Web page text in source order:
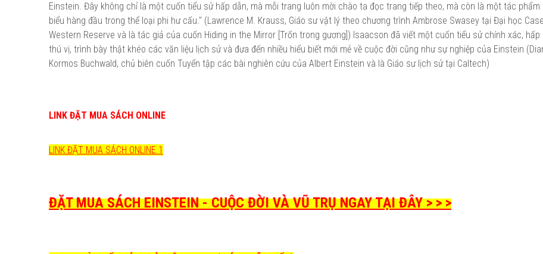
Einstein. Đây không chỉ là một cuốn tiểu sử hấp dẫn, mà mỗi trang luôn mời chào ta đọc trang tiếp theo, mà còn là một tác phẩm
biểu hàng đầu trong thể loại phi hư cấu." (Lawrence M. Krauss, Giáo sư vật lý theo chương trình Ambrose Swasey tại Đại học Case
Western Reserve và là tác giả của cuốn Hiding in the Mirror [Trốn trong gương]) Isaacson đã viết một cuốn tiểu sử chính xác, hấp
thú vị, trình bày thật khéo các văn liệu lịch sử và đưa đến nhiều hiểu biết mới mẻ về cuộc đời cũng như sự nghiệp của Einstein
Kormos Buchwald, chủ biên cuốn Tuyển tập các bài nghiên cứu của Albert Einstein và là Giáo sư lịch sử tại Caltech)
LINK ĐẶT MUA SÁCH ONLINE
LINK ĐẶT MUA SÁCH ONLINE 1
ĐẶT MUA SÁCH EINSTEIN - CUỘC ĐỜI VÀ VŨ TRỤ NGAY TẠI ĐÂY > > >